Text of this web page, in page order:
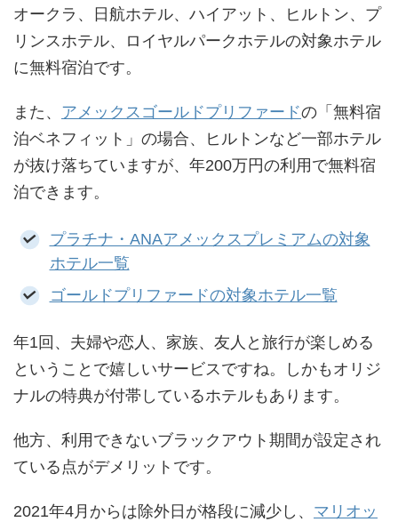
オークラ、日航ホテル、ハイアット、ヒルトン、プ
リンスホテル、ロイヤルパークホテルの対象ホテル
に無料宿泊です。
また、 アメックスゴールドプリファードの「無料宿
泊ベネフィット」の場合、ヒルトンなど一部ホテル
が抜け落ちていますが、年200万円の利用で無料宿
泊できます。
プラチナ・ANAアメックスプレミアムの対象
ホテル一覧
ゴールドプリファードの対象ホテル一覧
年1回、夫婦や恋人、家族、友人と旅行が楽しめる
ということで嬉しいサービスですね。しかもオリジ
ナルの特典が付帯しているホテルもあります。
他方、利用できないブラックアウト期間が設定され
ている点がデメリットです。
2021年4月からは除外日が格段に減少し、 マリオッ